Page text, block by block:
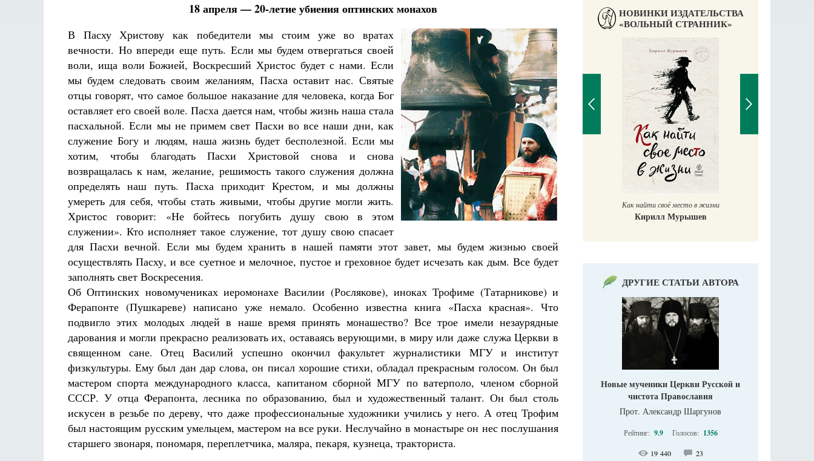
18 апреля — 20-летие убиения оптинских монахов
В Пасху Христову как победители мы стоим уже во вратах
вечности. Но впереди еще путь. Если мы будем отвергаться своей
воли, ища воли Божией, Воскресший Христос будет с нами. Если
мы будем следовать своим желаниям, Пасха оставит нас. Святые
отцы говорят, что самое большое наказание для человека, когда Бог
оставляет его своей воле. Пасха дается нам, чтобы жизнь наша стала
пасхальной. Если мы не примем свет Пасхи во все наши дни, как
служение Богу и людям, наша жизнь будет бесполезной. Если мы
хотим, чтобы благодать Пасхи Христовой снова и снова
возвращалась к нам, желание, решимость такого служения должна
определять наш путь. Пасха приходит Крестом, и мы должны
умереть для себя, чтобы стать живыми, чтобы другие могли жить.
Христос говорит: «Не бойтесь погубить душу свою в этом
служении». Кто исполняет такое служение, тот душу свою спасает
для Пасхи вечной. Если мы будем хранить в нашей памяти этот завет, мы будем жизнью своей
осуществлять Пасху, и все суетное и мелочное, пустое и греховное будет исчезать как дым. Все будет
заполнять свет Воскресения.
Об Оптинских новомучениках иеромонахе Василии (Рослякове), иноках Трофиме (Татарникове) и
Ферапонте (Пушкареве) написано уже немало. Особенно известна книга «Пасха красная». Что
подвигло этих молодых людей в наше время принять монашество? Все трое имели незаурядные
дарования и могли прекрасно реализовать их, оставаясь верующими, в миру или даже служа Церкви в
священном сане. Отец Василий успешно окончил факультет журналистики МГУ и институт
физкультуры. Ему был дан дар слова, он писал хорошие стихи, обладал прекрасным голосом. Он был
мастером спорта международного класса, капитаном сборной МГУ по ватерполо, членом сборной
СССР. У отца Ферапонта, лесника по образованию, был и художественный талант. Он был столь
искусен в резьбе по дереву, что даже профессиональные художники учились у него. А отец Трофим
был настоящим русским умельцем, мастером на все руки. Неслучайно в монастыре он нес послушания
старшего звонаря, пономаря, переплетчика, маляра, пекаря, кузнеца, тракториста.
НОВИНКИ ИЗДАТЕЛЬСТВА
«ВОЛЬНЫЙ СТРАННИК»
Как найти своё место в жизни
Кирилл Мурышев
ДРУГИЕ СТАТЬИ АВТОРА
Новые мученики Церкви Русской и
чистота Православия
Прот. Александр Шаргунов
Рейтинг: 9.9 Голосов: 1356
19 440 23